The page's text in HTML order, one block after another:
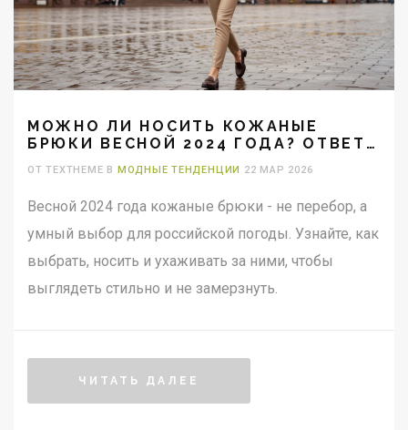
МОЖНО ЛИ НОСИТЬ КОЖАНЫЕ
БРЮКИ ВЕСНОЙ 2024 ГОДА? ОТВЕТ
УСЛОВИЙ И МОДНЫХ ТРЕНДОВ
ОТ TEXTHEME В МОДНЫЕ ТЕНДЕНЦИИ 22 МАР 2026
Весной 2024 года кожаные брюки - не перебор, а
умный выбор для российской погоды. Узнайте, как
выбрать, носить и ухаживать за ними, чтобы
выглядеть стильно и не замерзнуть.
ЧИТАТЬ ДАЛЕЕ